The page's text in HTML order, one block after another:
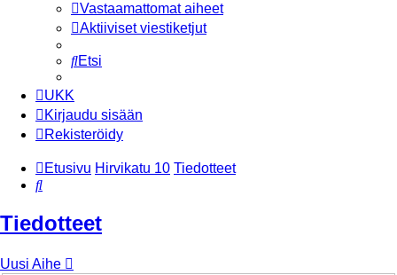
Vastaamattomat aiheet
Aktiiviset viestiketjut
Etsi
UKK
Kirjaudu sisään
Rekisteröidy
Etusivu Hirvikatu 10 Tiedotteet
Etsi
Tiedotteet
Uusi Aihe